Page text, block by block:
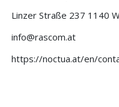
Linzer Straße 237 1140
info@rascom.at
https://noctua.at/en/